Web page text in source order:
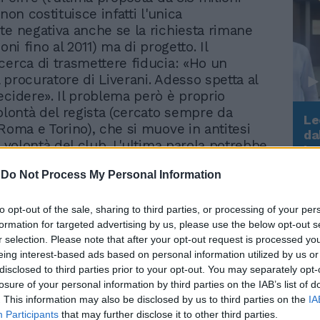
Do Not Process My Personal Information
opt-out of the sale, sharing to third parties, or processing of your
for targeted advertising by us, please use the below opt-out
selection. Please note that after your opt-out request is processed
interest-based ads based on personal information utilized by us
to third parties prior to your opt-out. You may separately
of your personal information by third parties on the IAB’s list of
This information may also be disclosed by us to third parties on the
Participants that may further disclose it to other third parties.
non costituisce infatti l'unica
negativa anche se la richiesta rimane
fino al 2011) ma di progetto. Il
di trasmettere fiducia: «Ho un
di Liverani. Adesso spetta al
Il problema però è proprio
del regista (cercato sempre da
e Torino), che si muove in antitesi
del club. L'ultima parola potrebbe
d'un rinnovo si sono notevolmente
blindare almeno il tecnico. Ieri c'è stato
tra il diesse Carlo Osti e
Anche in questo caso la difficoltà non è
legata a un discorso di natura economica
di prospettive. Non è escluso, perché
del tecnico, che il rapporto
solo per un'altra stagione. Potrebbe
Rudy Giuliani a Come States?
americana